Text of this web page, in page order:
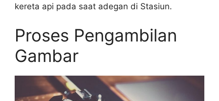
kereta api pada saat adegan di Stasiun.
Proses Pengambilan
Gambar